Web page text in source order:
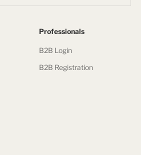
Professionals
B2B Login
B2B Registration